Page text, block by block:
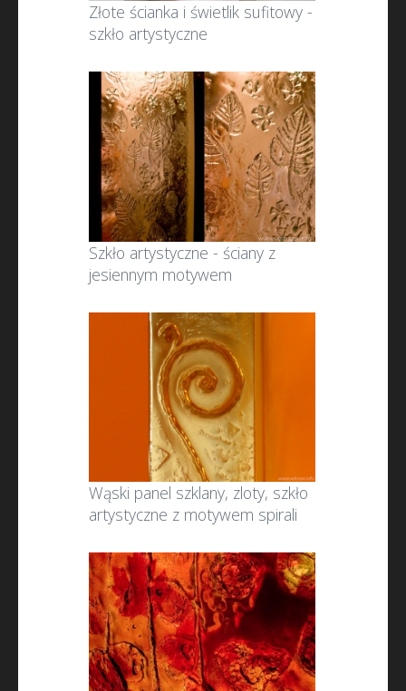
Złote ścianka i świetlik sufitowy -
szkło artystyczne
Szkło artystyczne - ściany z
jesiennym motywem
Wąski panel szklany, zloty, szkło
artystyczne z motywem spirali